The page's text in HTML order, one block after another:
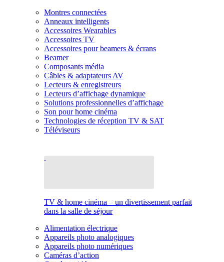
Montres connectées
Anneaux intelligents
Accessoires Wearables
Accessoires TV
Accessoires pour beamers & écrans
Beamer
Composants média
Câbles & adaptateurs AV
Lecteurs & enregistreurs
Lecteurs d’affichage dynamique
Solutions professionnelles d’affichage
Son pour home cinéma
Technologies de réception TV & SAT
Téléviseurs
TV & home cinéma – un divertissement parfait
dans la salle de séjour
Alimentation électrique
Appareils photo analogiques
Appareils photo numériques
Caméras d’action